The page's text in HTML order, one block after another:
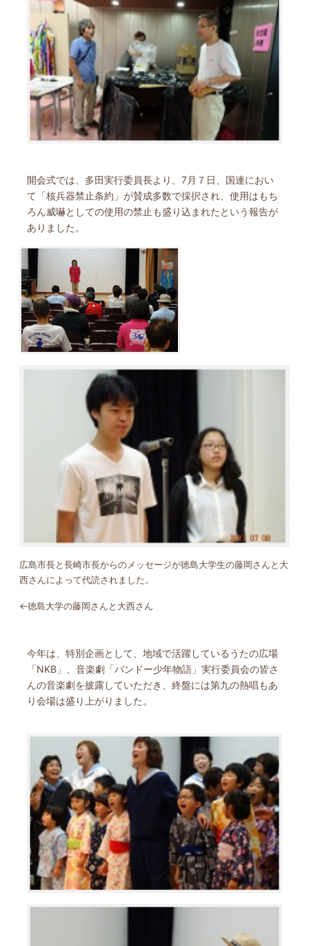
開会式では、多田実行委員長より、7月７日、国連におい
て「核兵器禁止条約」が賛成多数で採択され、使用はもち
ろん威嚇としての使用の禁止も盛り込まれたという報告が
ありました。
広島市長と長崎市長からのメッセージが徳島大学生の藤岡さんと大
西さんによって代読されました。
←徳島大学の藤岡さんと大西さん
今年は、特別企画として、地域で活躍しているうたの広場
「NKB」、音楽劇「バンドー少年物語」実行委員会の皆さ
んの音楽劇を披露していただき、終盤には第九の熱唱もあ
り会場は盛り上がりました。